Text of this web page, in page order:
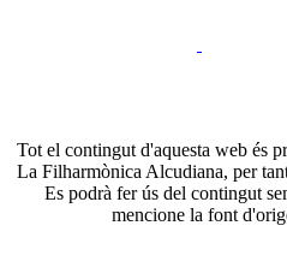
Tot el contingut d'aquesta web és
La Filharmònica Alcudiana, per
Es podrà fer ús del contingut
mencione la font